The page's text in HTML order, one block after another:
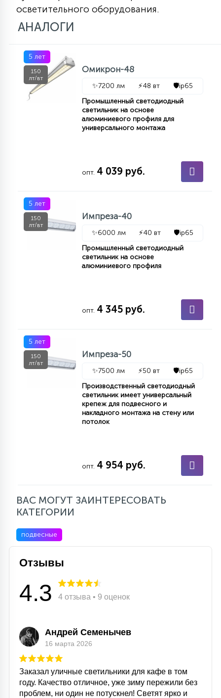
осветительного оборудования.
АНАЛОГИ
5 лет
150
лт/вт
Омикрон-48
✨7200 лм ⚡48 вт 🛡️ip65
Промышленный светодиодный
светильник на основе
алюминиевого профиля для
универсального монтажа
опт. 4 039 руб.
5 лет
150
лт/вт
Импреза-40
✨6000 лм ⚡40 вт 🛡️ip65
Промышленный светодиодный
светильник на основе
алюминиевого профиля
опт. 4 345 руб.
5 лет
150
лт/вт
Импреза-50
✨7500 лм ⚡50 вт 🛡️ip65
Производственный светодиодный
светильник имеет универсальный
крепеж для подвесного и
накладного монтажа на стену или
потолок
опт. 4 954 руб.
ВАС МОГУТ ЗАИНТЕРЕСОВАТЬ
КАТЕГОРИИ
подвесные
Отзывы
4.3 4 отзыва • 9 оценок
Андрей Семенычев
16 марта 2026
Заказал уличные светильники для кафе в том
году. Качество отличное, уже зиму пережили без
проблем, ни один не потускнел! Светят ярко и